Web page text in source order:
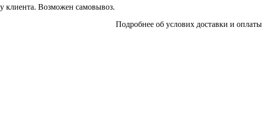
клиента. Возможен самовывоз.
Подробнее об услових доставки и оплаты